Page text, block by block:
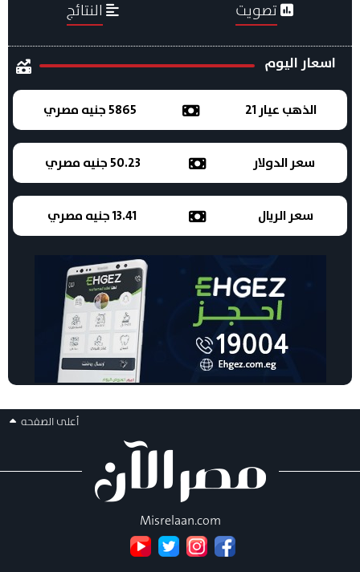
تصويت النتائج
اسعار اليوم
الذهب عيار 21 5865 جنيه مصري
سعر الدولار 50.23 جنيه مصري
سعر الريال 13.41 جنيه مصري
أعلى الصفحه
Misrelaan.com